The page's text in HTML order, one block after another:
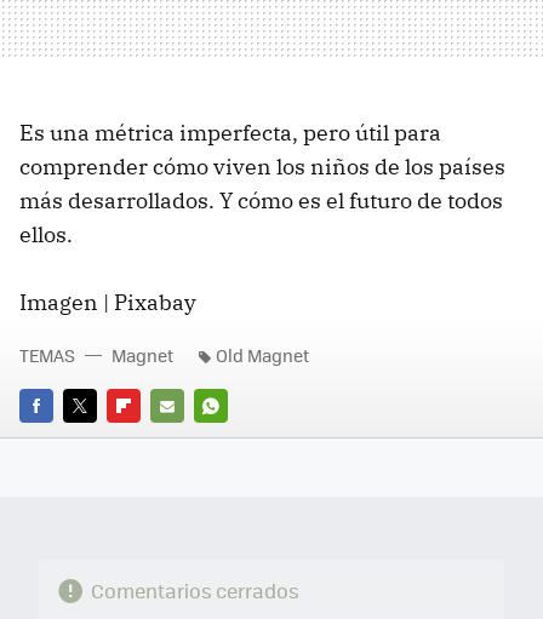
Es una métrica imperfecta, pero útil para
comprender cómo viven los niños de los países
más desarrollados. Y cómo es el futuro de todos
ellos.
Imagen | Pixabay
FACEBOOK
TWITTERFLIPBOARD
E-
WHATSAPP
TEMAS Magnet Old Magnet
Comentarios cerrados